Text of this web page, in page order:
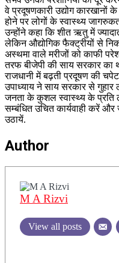
वे प्रदूषणकारी उद्योग कारखानों
होने पर लोगों के स्वास्थ्य
उन्होंने कहा कि शीत ऋतु में
लेकिन औद्योगिक फैक्ट्रीयों से
अस्थमा वाले मरीजों को काफी
तरफ बीजेपी की साय सरकार का
राजधानी में बढ़ती प्रदूषण की
उपाध्याय ने साय सरकार से गुहार
जनता के कुशल स्वास्थ्य के प्रति
सम्बंधित उचित कार्यवाही करें
उठायें.
Author
M A Rizvi
View all posts